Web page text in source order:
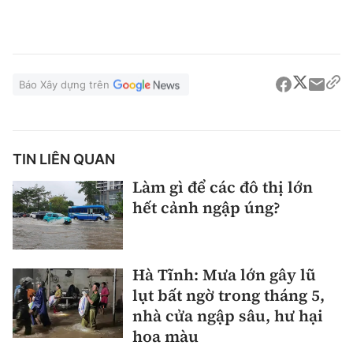
Báo Xây dựng trên
TIN LIÊN QUAN
Làm gì để các đô thị lớn
hết cảnh ngập úng?
Hà Tĩnh: Mưa lớn gây lũ
lụt bất ngờ trong tháng 5,
nhà cửa ngập sâu, hư hại
hoa màu